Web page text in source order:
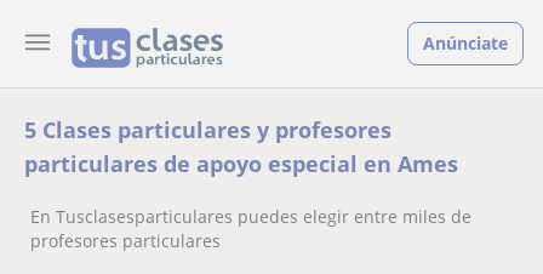
Anúnciate
5 Clases particulares y profesores
particulares de apoyo especial en Ames
En Tusclasesparticulares puedes elegir entre miles de
profesores particulares